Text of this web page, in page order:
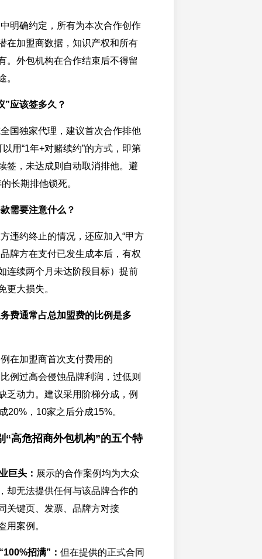
明确约定，所有为本次合作创作
在加盟商数据，知识产权和所有
。外包机构在合作结束后不得留
。
”应该签多久？
国独家代理，建议首次合作排他
用“1年+对赌续约”的方式，即第
签，未达成则自动取消排他。避
长期排他锁死。
需要注意什么？
违约终止的情况，还应加入“甲方
牌方在支付已发生成本后，有权
连续两个月未达阶段目标）提前
更大损失。
费通常占总加盟费的比例是多
在加盟商首次支付费用的
例过高会侵蚀品牌利润，过低则
乏动力。建议采用阶梯分成，例
20%，10家之后分成15%。
“高危招商外包机构”的五个特
巨头： 展示的合作案例均为大众
却无法提供任何与该品牌合作的
关键页、发票、品牌方对接
用案例。
招满”： 但在提供的正式合同